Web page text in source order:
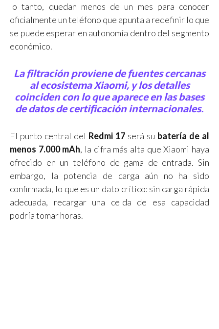
lo tanto, quedan menos de un mes para conocer
oficialmente un teléfono que apunta a redefinir lo que
se puede esperar en autonomía dentro del segmento
económico.
La filtración proviene de fuentes cercanas
al ecosistema Xiaomi, y los detalles
coinciden con lo que aparece en las bases
de datos de certificación internacionales.
El punto central del Redmi 17 será su batería de al
menos 7.000 mAh, la cifra más alta que Xiaomi haya
ofrecido en un teléfono de gama de entrada. Sin
embargo, la potencia de carga aún no ha sido
confirmada, lo que es un dato crítico: sin carga rápida
adecuada, recargar una celda de esa capacidad
podría tomar horas.